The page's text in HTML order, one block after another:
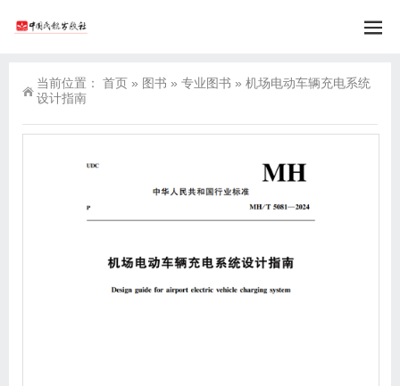
当前位置： 首页 » 图书 » 专业图书 » 机场电动车辆充电系统
设计指南